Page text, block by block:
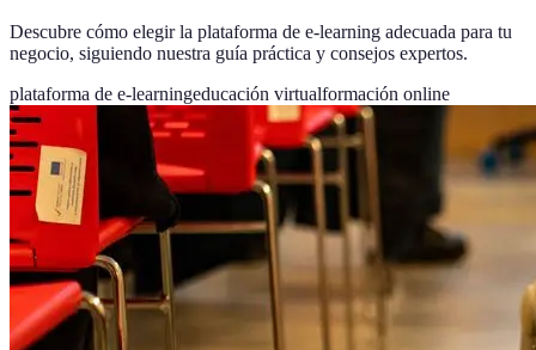
Descubre cómo elegir la plataforma de e-learning adecuada para tu
negocio, siguiendo nuestra guía práctica y consejos expertos.
plataforma de e-learningeducación virtualformación online